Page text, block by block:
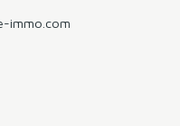
immo.com